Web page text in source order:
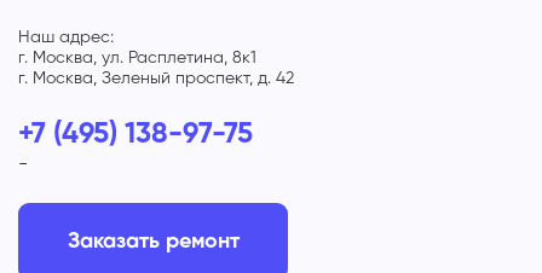
Наш адрес:
г. Москва, ул. Расплетина, 8к1
г. Москва, Зеленый проспект, д. 42
+7 (495) 138-97-75
-
Заказать ремонт